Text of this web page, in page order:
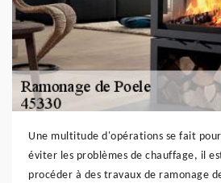
Une multitude d'opérations se fait
éviter les problèmes de chauffage, il
procéder à des travaux de ramonage